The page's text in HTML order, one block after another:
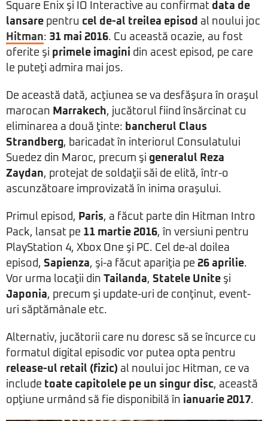
Square Enix şi IO Interactive au confirmat data de
lansare pentru cel de-al treilea episod al noului joc
Hitman: 31 mai 2016. Cu această ocazie, au fost
oferite şi primele imagini din acest episod, pe care
le puteţi admira mai jos.
De această dată, acţiunea se va desfăşura în oraşul
marocan Marrakech, jucătorul fiind însărcinat cu
eliminarea a două ţinte: bancherul Claus
Strandberg, baricadat în interiorul Consulatului
Suedez din Maroc, precum şi generalul Reza
Zaydan, protejat de soldaţii săi de elită, într-o
ascunzătoare improvizată în inima oraşului.
Primul episod, Paris, a făcut parte din Hitman Intro
Pack, lansat pe 11 martie 2016, în versiuni pentru
PlayStation 4, Xbox One şi PC. Cel de-al doilea
episod, Sapienza, şi-a făcut apariţia pe 26 aprilie.
Vor urma locaţii din Tailanda, Statele Unite şi
Japonia, precum şi update-uri de conţinut, event-
uri săptămânale etc.
Alternativ, jucătorii care nu doresc să se încurce cu
formatul digital episodic vor putea opta pentru
release-ul retail (fizic) al noului joc Hitman, ce va
include toate capitolele pe un singur disc, această
opţiune urmând să fie disponibilă în ianuarie 2017.